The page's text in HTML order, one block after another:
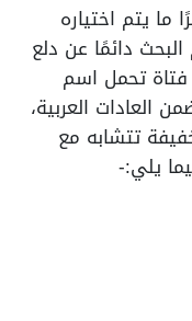
يتم اختياره
دائمًا عن دلع
تحمل اسم
العادات العربية،
تتشابه مع
يلي:-